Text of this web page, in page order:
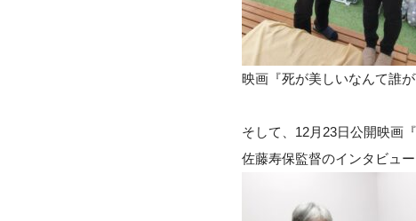
映画『死が美しいなんて誰
そして、12月23日公開映画
佐藤寿保監督のインタビュ